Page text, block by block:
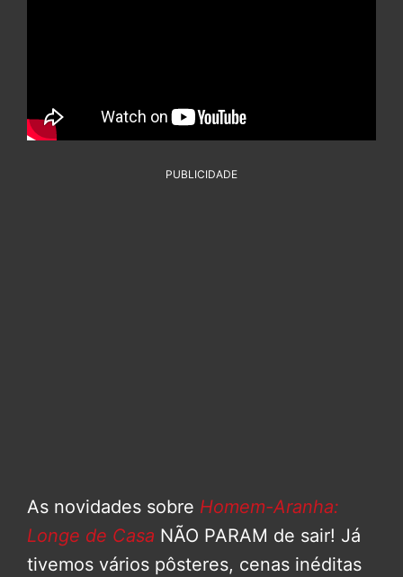
PUBLICIDADE
As novidades sobre Homem-Aranha:
Longe de Casa NÃO PARAM de sair! Já
tivemos vários pôsteres, cenas inéditas